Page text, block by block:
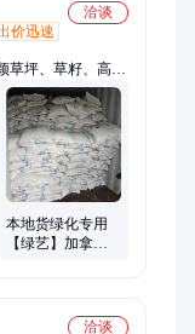
洽谈
价迅速
坪、草籽、高羊
、冷季型草坪、马
四季青草坪
本地货绿化专用
【绿艺】加拿利
洽谈